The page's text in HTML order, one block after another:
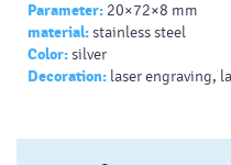
Parameter: 20×72×8 mm
material:stainless steel
Color:silver
Decoration: laser engraving,